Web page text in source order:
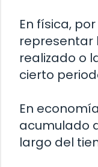
En física,
realizado o
cierto
En
acumulado
largo del